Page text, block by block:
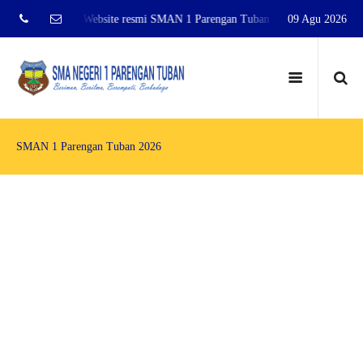
Datang di Website resmi SMAN 1 Parengan Tuban Selamat
09 Agu 2026
SMAN 1 Parengan Tuban 2026